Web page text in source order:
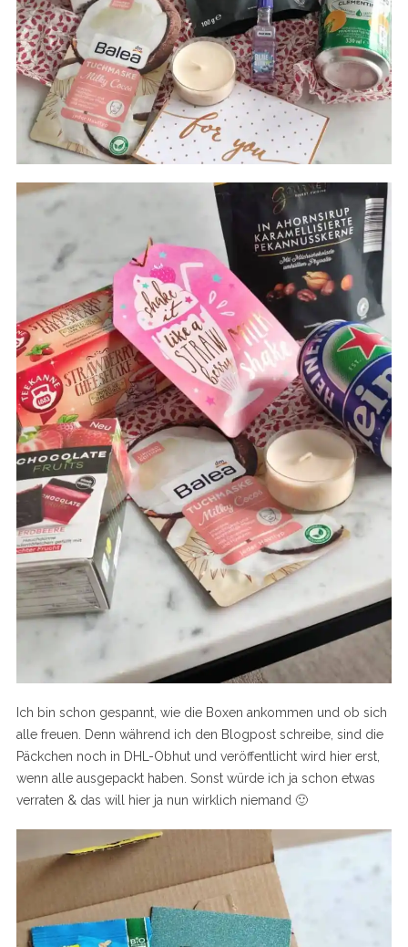
Ich bin schon gespannt, wie die Boxen ankommen und ob sich
alle freuen. Denn während ich den Blogpost schreibe, sind die
Päckchen noch in DHL-Obhut und veröffentlicht wird hier erst,
wenn alle ausgepackt haben. Sonst würde ich ja schon etwas
verraten & das will hier ja nun wirklich niemand 🙂